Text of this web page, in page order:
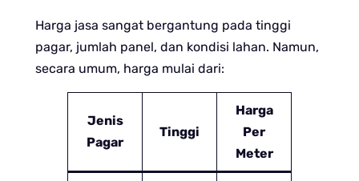
Harga jasa sangat bergantung pada tinggi
pagar, jumlah panel, dan kondisi lahan. Namun,
secara umum, harga mulai dari:
Jenis
Pagar
Tinggi
Harga
Per
Meter